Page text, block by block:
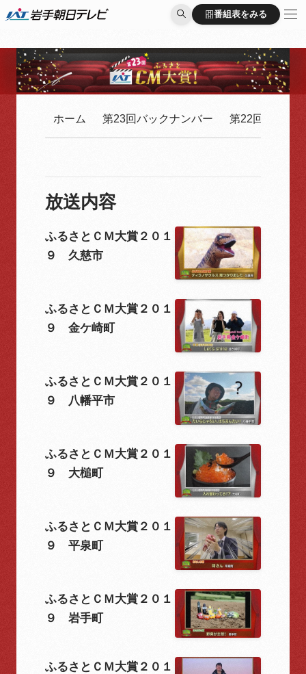
番組表をみる
番組表をみる
ホーム 第23回バックナンバー 第22回バック
放送内容
ふるさとＣＭ大賞２０１
９ 久慈市
ふるさとＣＭ大賞２０１
９ 金ケ崎町
ふるさとＣＭ大賞２０１
９ 八幡平市
ふるさとＣＭ大賞２０１
９ 大槌町
ふるさとＣＭ大賞２０１
９ 平泉町
ふるさとＣＭ大賞２０１
９ 岩手町
ふるさとＣＭ大賞２０１